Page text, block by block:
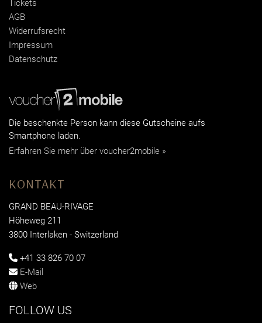
Tickets
AGB
Widerrufsrecht
Impressum
Datenschutz
Die beschenkte Person kann diese Gutscheine aufs
Smartphone laden.
Erfahren Sie mehr über voucher2mobile »
KONTAKT
GRAND BEAU-RIVAGE
Höheweg 211
3800 Interlaken - Switzerland
+41 33 826 70 07
E-Mail
Web
FOLLOW US